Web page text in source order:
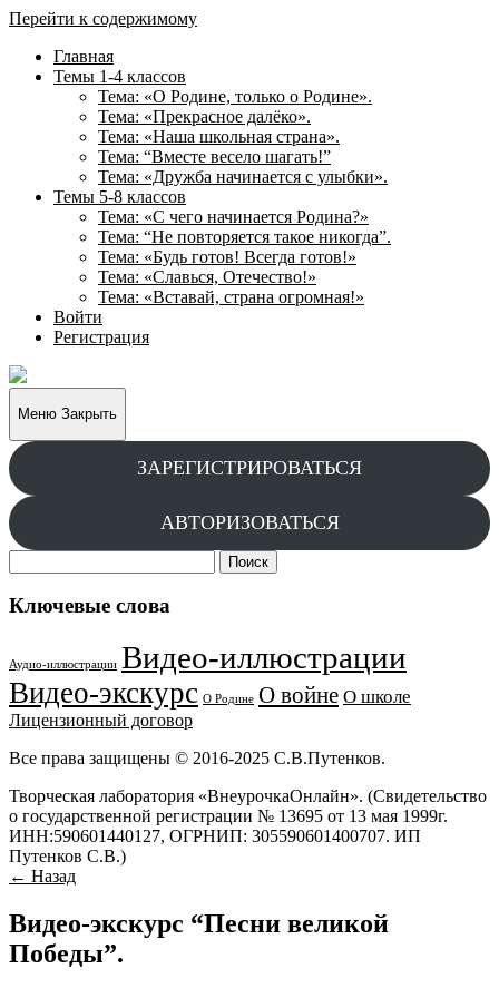
Перейти к содержимому
Главная
Темы 1-4 классов
Тема: «О Родине, только о Родине».
Тема: «Прекрасное далёко».
Тема: «Наша школьная страна».
Тема: “Вместе весело шагать!”
Тема: «Дружба начинается с улыбки».
Темы 5-8 классов
Тема: «С чего начинается Родина?»
Тема: “Не повторяется такое никогда”.
Тема: «Будь готов! Всегда готов!»
Тема: «Славься, Отечество!»
Тема: «Вставай, страна огромная!»
Войти
Регистрация
Творческие
задания
для
Меню Закрыть
ЗАРЕГИСТРИРОВАТЬСЯ
АВТОРИЗОВАТЬСЯ
Ключевые слова
Аудио-иллюстрации Видео-иллюстрации
Видео-экскурс О Родине О войне О школе
Лицензионный договор
Все права защищены © 2016-2025 С.В.Путенков.
Творческая лаборатория «ВнеурочкаОнлайн». (Свидетельство
о государственной регистрации № 13695 от 13 мая 1999г.
ИНН:590601440127, ОГРНИП: 305590601400707. ИП
Путенков С.В.)
← Назад
Видео-экскурс “Песни великой
Победы”.